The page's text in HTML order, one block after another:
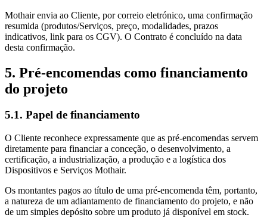
Mothair envia ao Cliente, por correio eletrónico, uma confirmação
resumida (produtos/Serviços, preço, modalidades, prazos
indicativos, link para os CGV). O Contrato é concluído na data
desta confirmação.
5. Pré-encomendas como financiamento
do projeto
5.1. Papel de financiamento
O Cliente reconhece expressamente que as pré-encomendas servem
diretamente para financiar a conceção, o desenvolvimento, a
certificação, a industrialização, a produção e a logística dos
Dispositivos e Serviços Mothair.
Os montantes pagos ao título de uma pré-encomenda têm, portanto,
a natureza de um adiantamento de financiamento do projeto, e não
de um simples depósito sobre um produto já disponível em stock.